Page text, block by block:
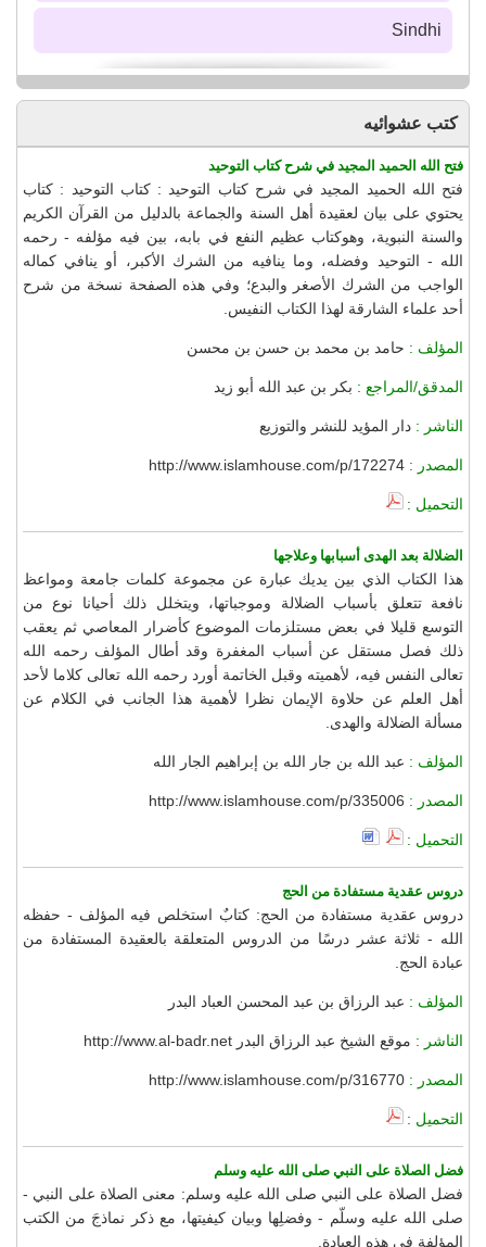
Sindhi
كتب عشوائيه
فتح الله الحميد المجيد في شرح كتاب التوحيد
فتح الله الحميد المجيد في شرح كتاب التوحيد : كتاب التوحيد : كتاب
يحتوي على بيان لعقيدة أهل السنة والجماعة بالدليل من القرآن الكريم
والسنة النبوية، وهوكتاب عظيم النفع في بابه، بين فيه مؤلفه - رحمه
الله - التوحيد وفضله، وما ينافيه من الشرك الأكبر، أو ينافي كماله
الواجب من الشرك الأصغر والبدع؛ وفي هذه الصفحة نسخة من شرح
أحد علماء الشارقة لهذا الكتاب النفيس.
المؤلف : حامد بن محمد بن حسن بن محسن
المدقق/المراجع : بكر بن عبد الله أبو زيد
الناشر : دار المؤيد للنشر والتوزيع
المصدر : http://www.islamhouse.com/p/172274
التحميل :
الضلالة بعد الهدى أسبابها وعلاجها
هذا الكتاب الذي بين يديك عبارة عن مجموعة كلمات جامعة ومواعظ
نافعة تتعلق بأسباب الضلالة وموجباتها، ويتخلل ذلك أحيانا نوع من
التوسع قليلا في بعض مستلزمات الموضوع كأضرار المعاصي ثم يعقب
ذلك فصل مستقل عن أسباب المغفرة وقد أطال المؤلف رحمه الله
تعالى النفس فيه، لأهميته وقبل الخاتمة أورد رحمه الله تعالى كلاما لأحد
أهل العلم عن حلاوة الإيمان نظرا لأهمية هذا الجانب في الكلام عن
مسألة الضلالة والهدى.
المؤلف : عبد الله بن جار الله بن إبراهيم الجار الله
المصدر : http://www.islamhouse.com/p/335006
التحميل :
دروس عقدية مستفادة من الحج
دروس عقدية مستفادة من الحج: كتابٌ استخلص فيه المؤلف - حفظه
الله - ثلاثة عشر درسًا من الدروس المتعلقة بالعقيدة المستفادة من
عبادة الحج.
المؤلف : عبد الرزاق بن عبد المحسن العباد البدر
الناشر : موقع الشيخ عبد الرزاق البدر http://www.al-badr.net
المصدر : http://www.islamhouse.com/p/316770
التحميل :
فضل الصلاة على النبي صلى الله عليه وسلم
فضل الصلاة على النبي صلى الله عليه وسلم: معنى الصلاة على النبي -
صلى الله عليه وسلّم - وفضلِها وبيان كيفيتها، مع ذكر نماذجَ من الكتب
المؤلفة في هذه العبادة.